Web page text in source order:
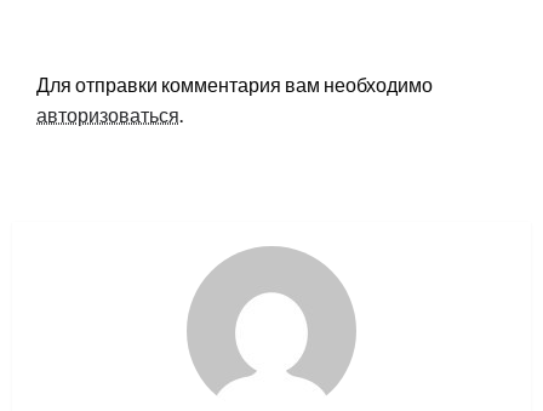
Для отправки комментария вам необходимо
авторизоваться.